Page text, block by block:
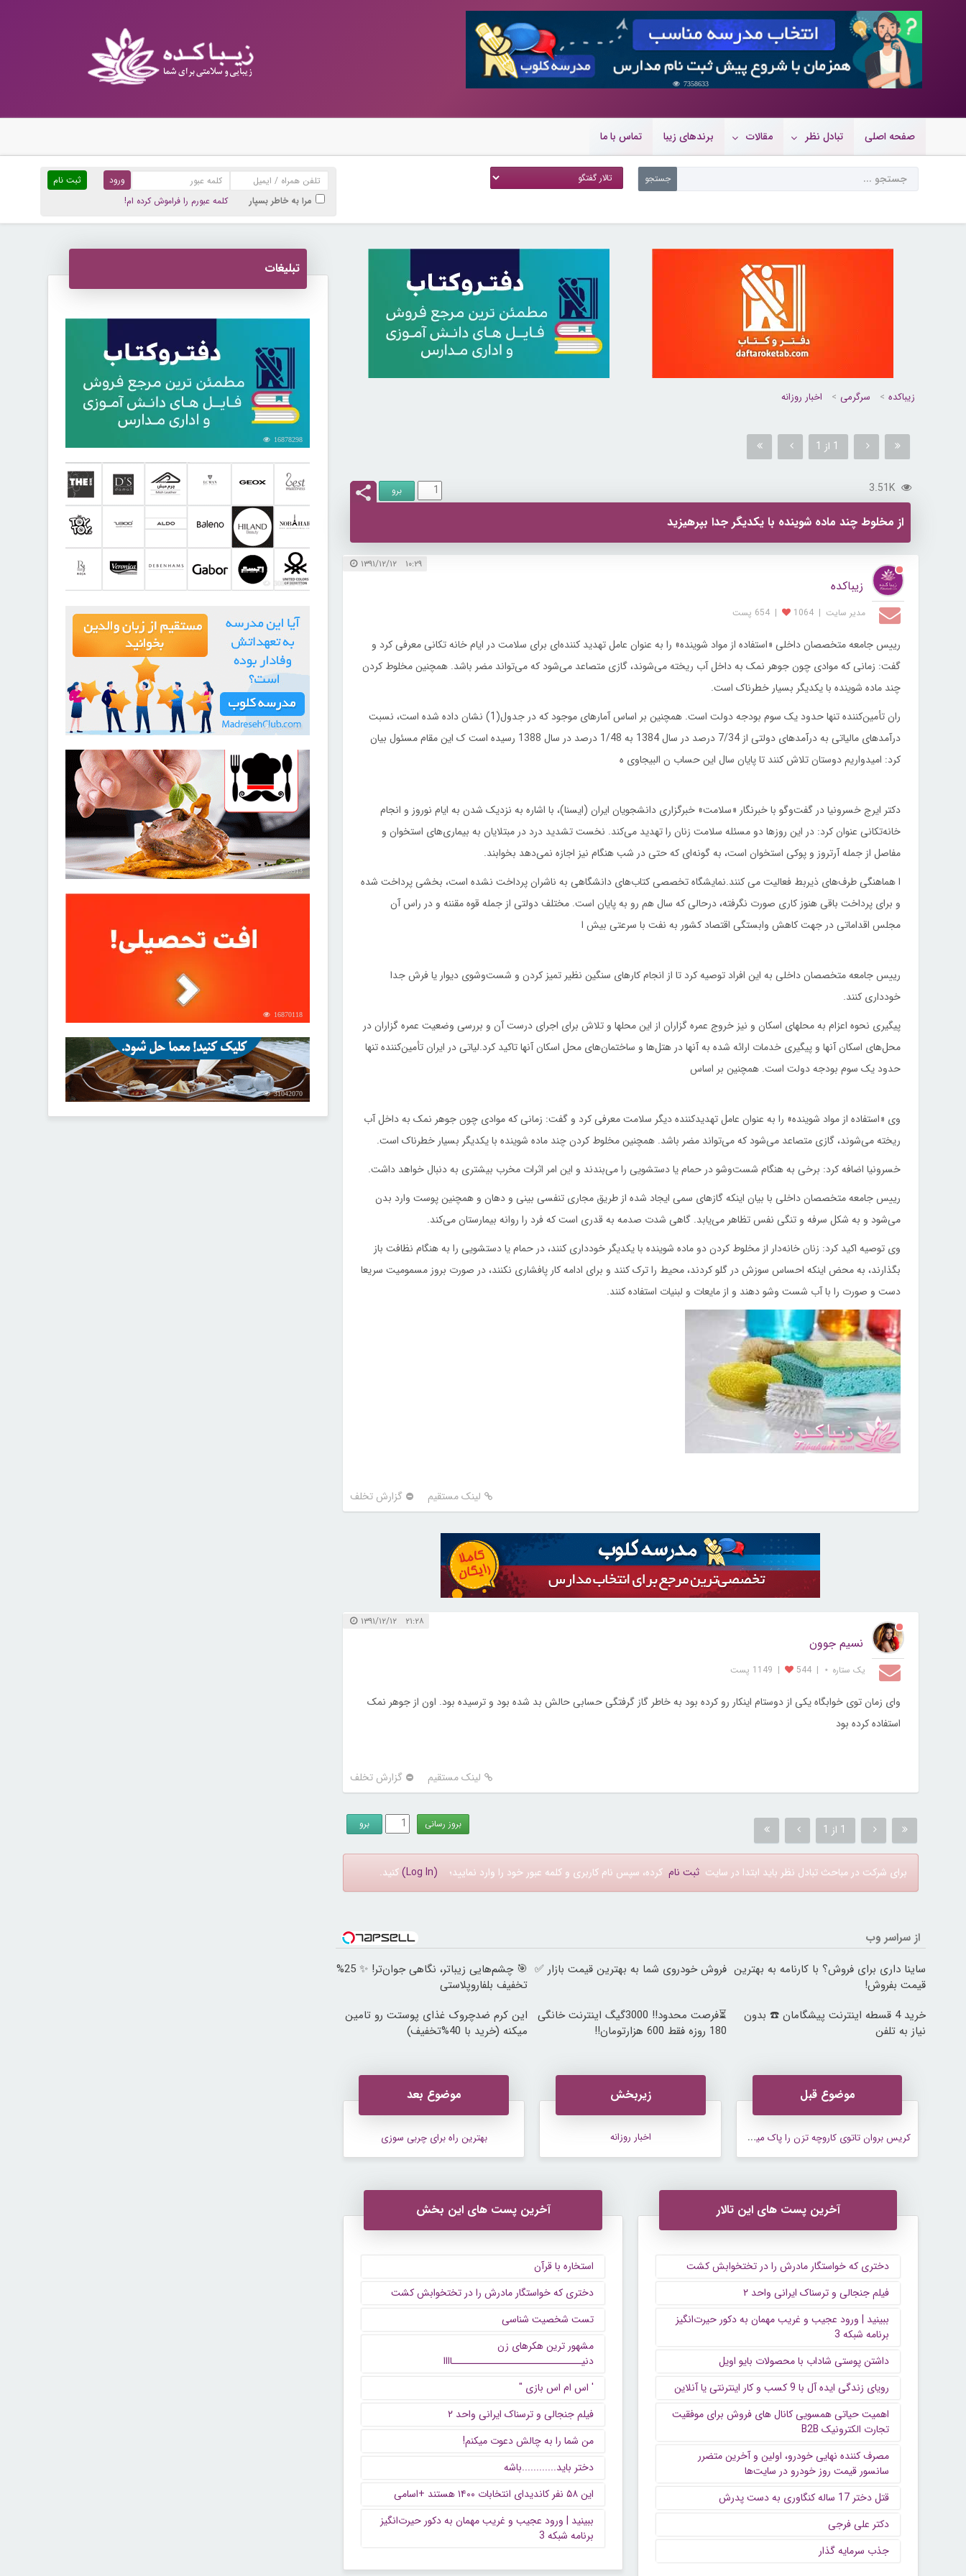
7358633
صفحه اصلی تبادل نظر مقالات برندهای زیبا تماس با ما
ثبت نام
مرا به خاطر بسپار
کلمه عبورم را فراموش کرده ام!
زیباکده سرگرمی اخبار روزانه
1 از 1
3.51K
از مخلوط چند ماده شوینده با یکدیگر جدا بپرهیزید
۱۰:۲۹ ۱۳۹۱/۱۲/۱۲
زیباکده
مدیر سایت |
1064
| 654 پست
رییس جامعه متخصصان داخلی «استفاده از مواد شوینده» را به عنوان عامل تهدید کننده‌ای برای سلامت در ایام خانه‌ تکانی معرفی کرد و
گفت: زمانی که موادی چون جوهر نمک به داخل آب ریخته می‌شوند، گازی متصاعد می‌شود که می‌تواند مضر باشد. همچنین مخلوط کردن
چند ماده شوینده با یکدیگر بسیار خطرناک است.
ران تأمین‌کننده تنها حدود یک سوم بودجه دولت است. همچنین بر اساس آمارهای موجود که در جدول(1) نشان داده شده است، نسبت
درآمدهای مالیاتی به درآمدهای دولتی از 7/34 درصد در سال 1384 به 1/48 درصد در سال 1388 رسیده است ک این مقام مسئول بیان
کرد: امیدواریم دوستان تلاش کنند تا پایان سال این حساب ن البیجاوی ه
دکتر ایرج خسرونیا در گفت‌وگو با خبرنگار «سلامت» خبرگزاری دانشجویان ایران (ایسنا)، با اشاره به نزدیک شدن به ایام نوروز و انجام
خانه‌تکانی عنوان کرد: در این روزها دو مسئله سلامت زنان را تهدید می‌کند. نخست تشدید درد در مبتلایان به بیماری‌های استخوان و
مفاصل از جمله آرتروز و پوکی استخوان است، به گونه‌ای که حتی در شب هنگام نیز اجازه نمی‌دهد بخوابند.
ا هماهنگی طرف‌های ذیربط فعالیت می کنند.نمایشگاه تخصصی کتاب‌های دانشگاهی به ناشران پرداخت نشده است، بخشی پرداخت شده
و برای پرداخت باقی هنوز کاری صورت نگرفته، درحالی که سال هم رو به پایان است. مختلف دولتی از جمله قوه مقننه و در راس آن
مجلس اقداماتی در جهت کاهش وابستگی اقتصاد کشور به نفت با سرعتی بیش ا
رییس جامعه متخصصان داخلی به این افراد توصیه کرد تا از انجام کارهای سنگین نظیر تمیز کردن و شست‌وشوی دیوار یا فرش جدا
خودداری کنند.
پیگیری نحوه اعزام به محلهای اسکان و نیز خروج عمره گزاران از این محلها و تلاش برای اجرای درست آن و بررسی وضعیت عمره گزاران در
محل‌های اسکان آنها و پیگیری خدمات ارائه شده به آنها در هتل‌ها و ساختمان‌های محل اسکان آنها تاکید کرد.لیاتی در ایران تأمین‌کننده تنها
حدود یک سوم بودجه دولت است. همچنین بر اساس
وی «استفاده از مواد شوینده» را به عنوان عامل تهدیدکننده دیگر سلامت معرفی کرد و گفت: زمانی که موادی چون جوهر نمک به داخل آب
ریخته می‌شوند، گازی متصاعد می‌شود که می‌تواند مضر باشد. همچنین مخلوط کردن چند ماده شوینده با یکدیگر بسیار خطرناک است.
خسرونیا اضافه کرد:‌ برخی به هنگام شست‌وشو در حمام یا دستشویی را می‌بندند و این امر اثرات مخرب بیشتری به دنبال خواهد داشت.
رییس جامعه متخصصان داخلی با بیان اینکه گازهای سمی ایجاد شده از طریق مجاری تنفسی بینی و دهان و همچنین پوست وارد بدن
می‌شود و به شکل سرفه و تنگی نفس تظاهر می‌یابد. گاهی شدت صدمه به قدری است که فرد را روانه بیمارستان می‌کند.
وی توصیه اکید کرد: زنان خانه‌دار از مخلوط کردن دو ماده شوینده با یکدیگر خودداری کنند، در حمام یا دستشویی را به هنگام نظافت باز
بگذارند، به محض اینکه احساس سوزش در گلو کردند، محیط را ترک کنند و برای ادامه کار پافشاری نکنند، در صورت بروز مسمومیت سریعا
دست و صورت را با آب شست وشو دهند و از مایعات و لبنیات استفاده کنند.
لینک مستقیم گزارش تخلف
۲۱:۲۸ ۱۳۹۱/۱۲/۱۲
نسیم جوون
یک ستاره ⋆ |
544
| 1149 پست
وای زمان توی خوابگاه یکی از دوستام اینکار رو کرده بود به خاطر گاز گرفتگی حسابی حالش بد شده بود و ترسیده بود. اون از جوهر نمک
استفاده کرده بود
لینک مستقیم گزارش تخلف
1 از 1
برای شرکت در مباحث تبادل نظر باید ابتدا در سایت ثبت نام کرده، سپس نام کاربری و کلمه عبور خود را وارد نمایید؛ (Log In) کنید.
از سراسر وب
ساینا داری برای فروش؟ با کارنامه به بهترین
قیمت بفروش!
فروش خودروی شما به بهترین قیمت بازار ✅
🎯 چشم‌هایی زیباتر، نگاهی جوان‌تر! ✨ 25%
تخفیف بلفاروپلاستی
خرید 4 قسطه اینترنت پیشگامان ☎️ بدون
نیاز به تلفن
⏳فرصت محدود!! 3000گیگ اینترنت خانگی
180 روزه فقط 600 هزارتومان!!
این کرم ضدچروک غذای پوستت رو تامین
میکنه (خرید با 40%تخفیف)
موضوع قبل
ک
ریس بروان تاتوی کاروچه ترَن را پاک میکند!
زیربخش
اخبار روزانه
موضوع بعد
بهترین راه برای چربی سوزی
آخرین پست های این تالار
دختری که خواستگار مادرش را در تختخوابش کشت
فیلم جنجالی و ترسناک ایرانی واحد ۲
ببینید | ورود عجیب و غریب مهمان به دکور حیرت‌انگیز
برنامه شبکه 3
داشتن پوستی شاداب با محصولات بایو اویل
رویای زندگی ایده آل با 9 کسب و کار اینترنتی یا آنلاین
اهمیت حیاتی همسویی کانال های فروش برای موفقیت
تجارت الکترونیک B2B
مصرف کننده نهایی خودرو، اولین و آخرین متضرر
سانسور قیمت روز خودرو در سایت‌ها
قتل دختر 17 ساله کنگاوری به دست پدرش
دکتر علی فرجی
جذب سرمایه گذار
آخرین پست های این بخش
استخاره با قرآن
دختری که خواستگار مادرش را در تختخوابش کشت
تست شخصیت شناسی
مشهور ترین هکرهای زن
دنیــــــــــــــــــــــــــــــاااا
' اس ام اس بازی "
فیلم جنجالی و ترسناک ایرانی واحد ۲
من شما را به چالش دعوت میکنم!
دختر باید............باشه
این ۵۸ نفر کاندیدای انتخابات ۱۴۰۰ هستند +اسامی
ببینید | ورود عجیب و غریب مهمان به دکور حیرت‌انگیز
برنامه شبکه 3
تبلیغات
16878298
30818045
21730208
30256913
16870118
31042070